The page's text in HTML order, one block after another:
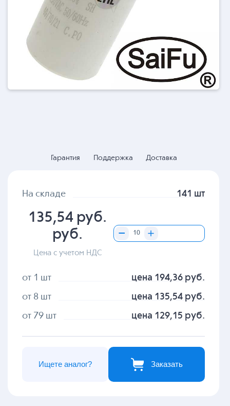
Гарантия Поддержка Доставка
На складе 141 шт
135,54 руб.
руб.
Цена с учетом НДС
от 1 шт цена 194,36 руб.
от 8 шт цена 135,54 руб.
от 79 шт цена 129,15 руб.
Заказать
Ищете аналог?